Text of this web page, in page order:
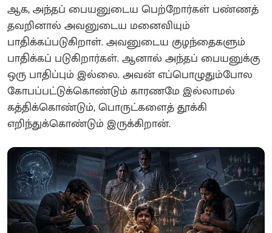
ஆக, அந்தப் பையனுடைய பெற்றோர்கள் பண்ணத்
தவறினால் அவனுடைய மனைவியும்
பாதிக்கப்படுகிறாள். அவனுடைய குழந்தைகளும்
பாதிக்கப் படுகிறார்கள். ஆனால் அந்தப் பையனுக்கு
ஒரு பாதிப்பும் இல்லை. அவன் எப்பொழுதும்போல
கோபப்பட்டுக்கொண்டும் காரணமே இல்லாமல்
கத்திக்கொண்டும், பொருட்களைத் தூக்கி
எறிந்துக்கொண்டும் இருக்கிறான்.